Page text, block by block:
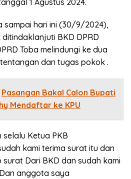
1 Agustus 2024.
sampai hari ini (30/9/2024),
BKD DPRD
Toba melindungi ke dua
dan tugas pokok .
Pasangan Bakal Calon Bupati
Mendaftar ke KPU
selalu Ketua PKB
kami terima surat itu dan
Dari BKD dan sudah kami
anggota saya